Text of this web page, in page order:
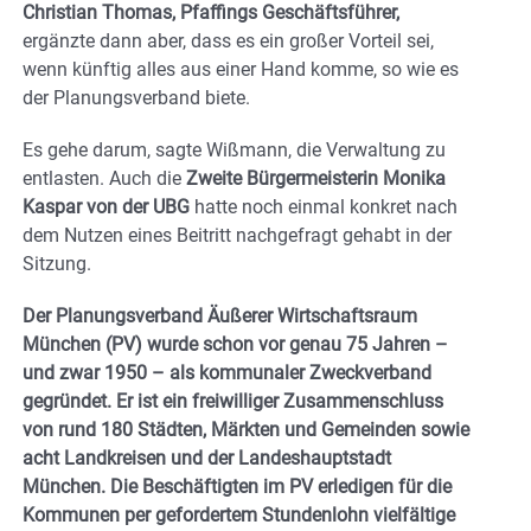
Christian Thomas, Pfaffings Geschäftsführer,
ergänzte dann aber, dass es ein großer Vorteil sei,
wenn künftig alles aus einer Hand komme, so wie es
der Planungsverband biete.
Es gehe darum, sagte Wißmann, die Verwaltung zu
entlasten. Auch die Zweite Bürgermeisterin Monika
Kaspar von der UBG hatte noch einmal konkret nach
dem Nutzen eines Beitritt nachgefragt gehabt in der
Sitzung.
Der Planungsverband Äußerer Wirtschaftsraum
München (PV) wurde schon vor genau 75 Jahren –
und zwar 1950 – als kommunaler Zweckverband
gegründet. Er ist ein freiwilliger Zusammenschluss
von rund 180 Städten, Märkten und Gemeinden sowie
acht Landkreisen und der Landeshauptstadt
München. Die Beschäftigten im PV erledigen für die
Kommunen per gefordertem Stundenlohn vielfältige